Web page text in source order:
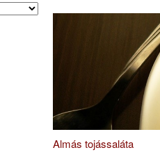
Almás tojássaláta